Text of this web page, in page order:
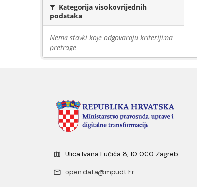
Kategorija visokovrijednih
podataka
Nema stavki koje odgovaraju kriterijima
pretrage